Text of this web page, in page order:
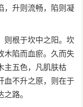
，升则流畅，陷则凝
则根于坎中之阳。坎
木陷而血瘀。久而失
主五色，凡肌肤枯
血不升之原，则在于
路。